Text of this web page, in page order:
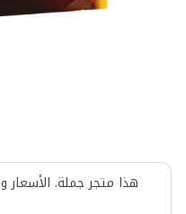
هذا متجر جملة. الأسعار